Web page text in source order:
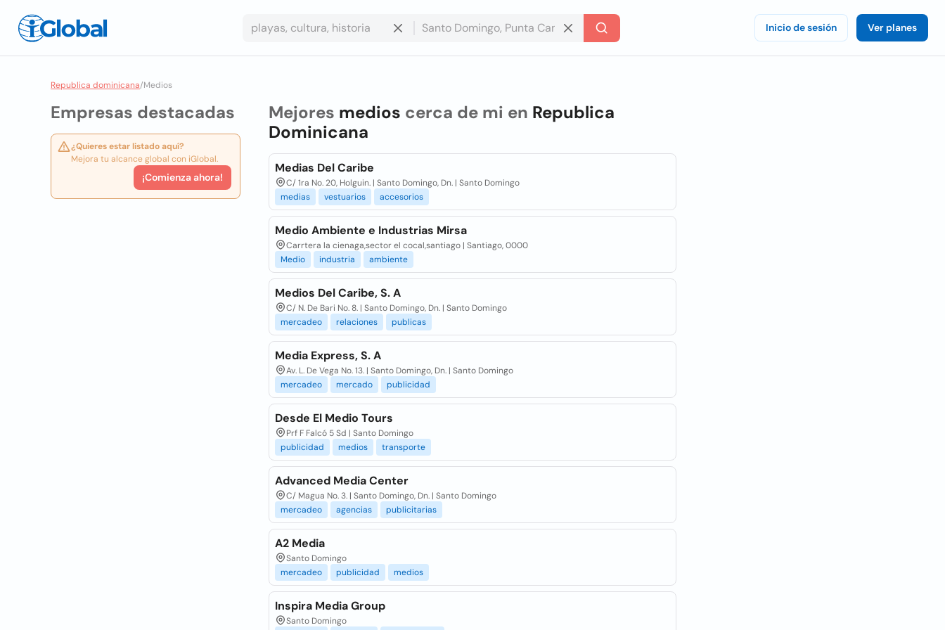
Inicio de sesión Ver planes
Republica dominicana/Medios
Empresas destacadas
¿Quieres estar listado aquí?
Mejora tu alcance global con iGlobal.
¡Comienza ahora!
Mejores medios cerca de mi en Republica
Dominicana
Medias Del Caribe
C/ 1ra No. 20, Holguin. | Santo Domingo, Dn. | Santo Domingo
medias
vestuarios accesorios
Medio Ambiente e Industrias Mirsa
Carrtera la cienaga,sector el cocal,santiago | Santiago, 0000
Medio
industria ambiente
Medios Del Caribe, S. A
C/ N. De Bari No. 8. | Santo Domingo, Dn. | Santo Domingo
mercadeo
relaciones publicas
Media Express, S. A
Av. L. De Vega No. 13. | Santo Domingo, Dn. | Santo Domingo
mercadeo
mercado publicidad
Desde El Medio Tours
Prf F Falcó 5 Sd | Santo Domingo
publicidad
medios transporte
Advanced Media Center
C/ Magua No. 3. | Santo Domingo, Dn. | Santo Domingo
mercadeo
agencias publicitarias
A2 Media
Santo Domingo
mercadeo
publicidad medios
Inspira Media Group
Santo Domingo